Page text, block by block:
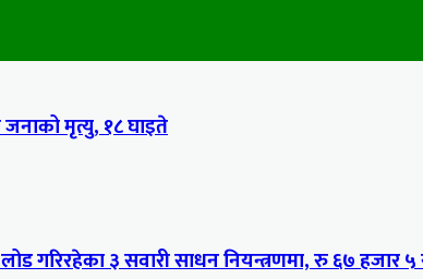
जनाको मृत्यु, १८ घाइते
गरिरहेका ३ सवारी साधन नियन्त्रणमा, रु ६७ हजार